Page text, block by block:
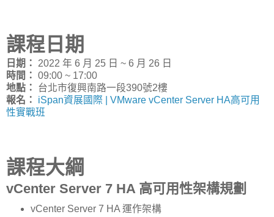
課程日期
日期：
2022 年 6 月 25 日 ~ 6 月 26 日
時間： 09:00 ~ 17:00
地點：
台北市復興南路一段390號2樓
報名：
iSpan資展國際 | VMware vCenter Server HA高可用
性實戰班
課程大綱
vCenter Server 7 HA 高可用性架構規劃
vCenter Server 7 HA 運作架構